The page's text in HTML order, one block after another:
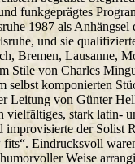
funkgeprägtes
1987 als
und sie
Bremen, Lausanne,
von Charles
komponierten
von Günter
stark latin-
der
Eindrucksvoll
Weise